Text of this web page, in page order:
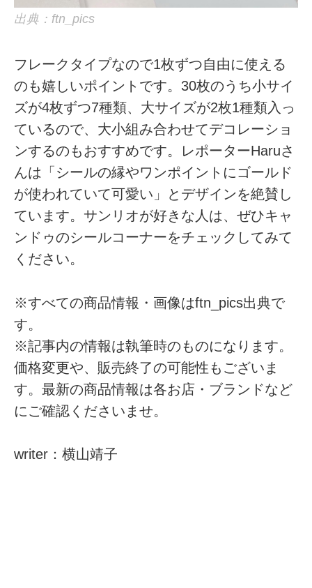
出典：ftn_pics
フレークタイプなので1枚ずつ自由に使える
のも嬉しいポイントです。30枚のうち小サイ
ズが4枚ずつ7種類、大サイズが2枚1種類入っ
ているので、大小組み合わせてデコレーショ
ンするのもおすすめです。レポーターHaruさ
んは「シールの縁やワンポイントにゴールド
が使われていて可愛い」とデザインを絶賛し
ています。サンリオが好きな人は、ぜひキャ
ンドゥのシールコーナーをチェックしてみて
ください。
※すべての商品情報・画像はftn_pics出典で
す。
※記事内の情報は執筆時のものになります。
価格変更や、販売終了の可能性もございま
す。最新の商品情報は各お店・ブランドなど
にご確認くださいませ。
writer：横山靖子